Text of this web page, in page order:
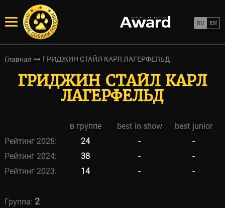
Главная ГРИДЖИН СТАЙЛ КАРЛ ЛАГЕРФЕЛЬД
ГРИДЖИН СТАЙЛ КАРЛ
ЛАГЕРФЕЛЬД
в группе best in show
best junior
Рейтинг 2025:
24 -
-
Рейтинг 2024:
38 -
-
Рейтинг 2023:
14 - -
Группа: 2